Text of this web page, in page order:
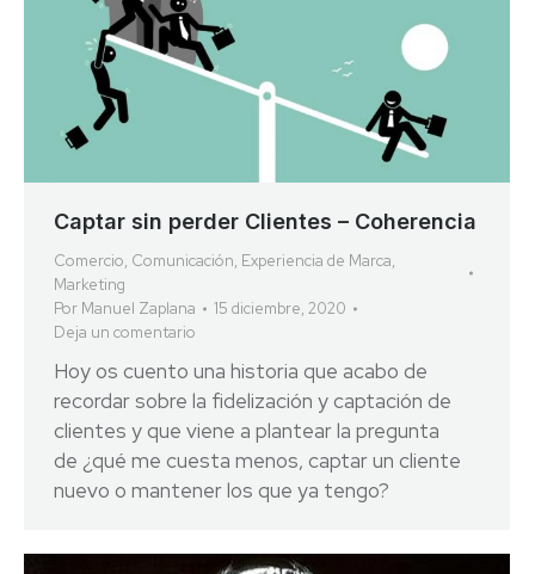
Captar sin perder Clientes – Coherencia
Comercio, Comunicación, Experiencia de Marca,
Marketing
Por Manuel Zaplana
15 diciembre, 2020
Deja un comentario
Hoy os cuento una historia que acabo de
recordar sobre la fidelización y captación de
clientes y que viene a plantear la pregunta
de ¿qué me cuesta menos, captar un cliente
nuevo o mantener los que ya tengo?